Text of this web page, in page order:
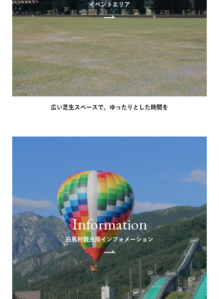
イベントエリア
広い芝生スペースで、ゆったりとした時間を
Information
白馬村観光局インフォメーション